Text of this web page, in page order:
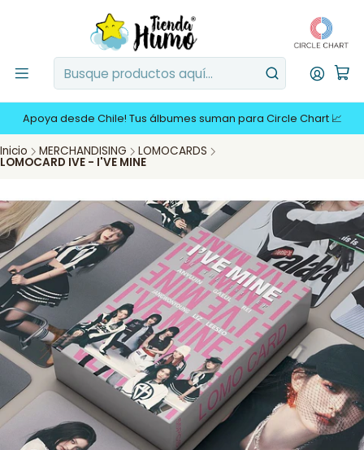
Apoya desde Chile! Tus álbumes suman para Circle Chart 📈
Inicio MERCHANDISING LOMOCARDS
LOMOCARD IVE - I'VE MINE